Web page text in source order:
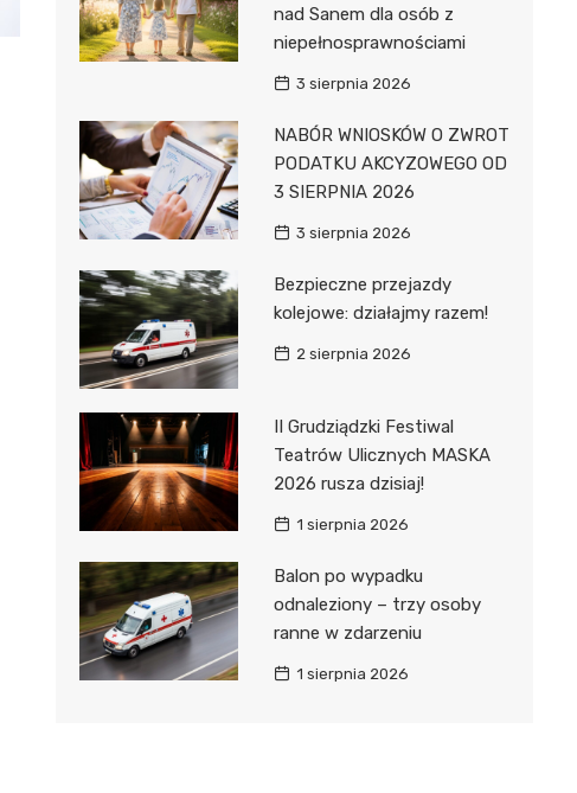
nad Sanem dla osób z
niepełnosprawnościami
3 sierpnia 2026
NABÓR WNIOSKÓW O ZWROT
PODATKU AKCYZOWEGO OD
3 SIERPNIA 2026
3 sierpnia 2026
Bezpieczne przejazdy
kolejowe: działajmy razem!
2 sierpnia 2026
II Grudziądzki Festiwal
Teatrów Ulicznych MASKA
2026 rusza dzisiaj!
1 sierpnia 2026
Balon po wypadku
odnaleziony – trzy osoby
ranne w zdarzeniu
1 sierpnia 2026